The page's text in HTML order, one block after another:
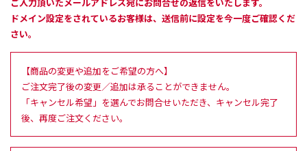
ドメイン設定をされているお客様は、送信前に設定を今一度ご確認くだ
さい。
【商品の変更や追加をご希望の方へ】
ご注文完了後の変更／追加は承ることができません。
「キャンセル希望」を選んでお問合せいただき、キャンセル完了
後、再度ご注文ください。